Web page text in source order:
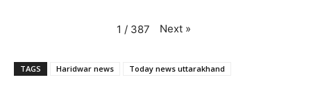
1 / 387 Next »
TAGS Haridwar news Today news uttarakhand